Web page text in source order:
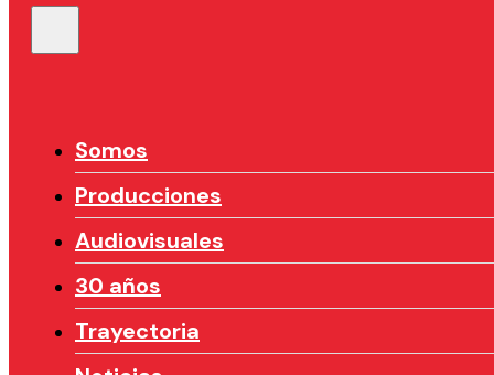
Somos
Producciones
Audiovisuales
30 años
Trayectoria